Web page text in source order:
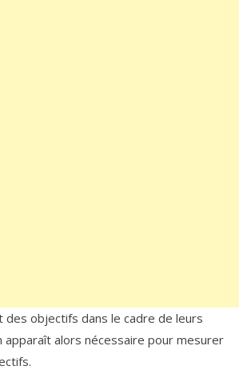
des objectifs dans le cadre de leurs
apparaît alors nécessaire pour mesurer